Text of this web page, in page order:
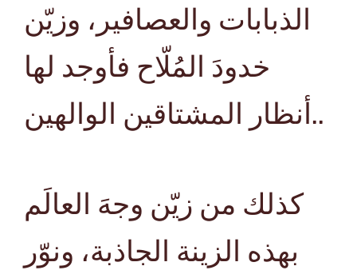
الذبابات والعصافير، وزيّن
خدودَ المُلّاح فأوجد لها
أنظار المشتاقين الوالهين..
كذلك من زيّن وجهَ العالَم
بهذه الزينة الجاذبة، ونوّر